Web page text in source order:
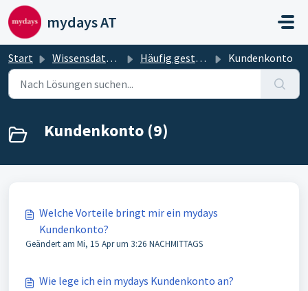
Zum hauptsächlichen Inhalt gehen
mydays AT
Start Wissensdatenbank Häufig gestellte Fragen und deren Antworten Kundenkonto
Kundenkonto (9)
Welche Vorteile bringt mir ein mydays
Kundenkonto?
Geändert am Mi, 15 Apr um 3:26 NACHMITTAGS
Wie lege ich ein mydays Kundenkonto an?